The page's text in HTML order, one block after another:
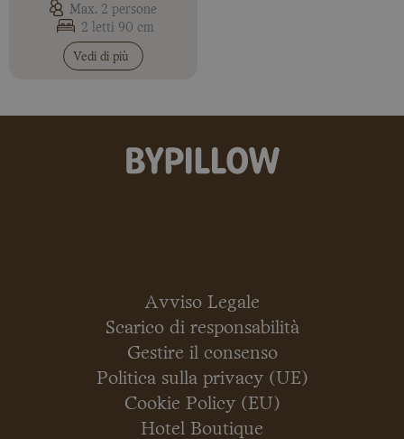
Max. 2 persone
2 letti 90 cm
Vedi di più
Avviso Legale
Scarico di responsabilità
Gestire il consenso
Politica sulla privacy (UE)
Cookie Policy (EU)
Hotel Boutique